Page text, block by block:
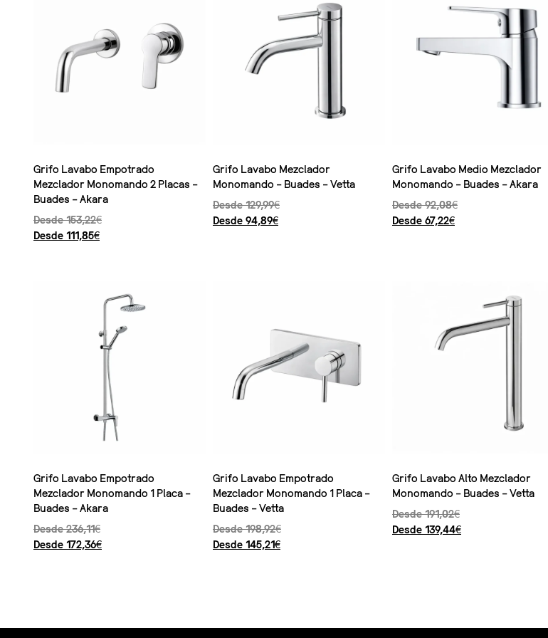
Grifo Lavabo Empotrado
Mezclador Monomando 2 Placas –
Buades – Akara
Desde153,22€
Desde 111,85€
Grifo Lavabo Mezclador
Monomando – Buades – Vetta
Desde129,99€
Desde 94,89€
Grifo Lavabo Medio Mezclador
Monomando – Buades – Akara
Desde92,08€
Desde 67,22€
Grifo Lavabo Empotrado
Mezclador Monomando 1 Placa –
Buades – Akara
Desde236,11€
Desde 172,36€
Grifo Lavabo Empotrado
Mezclador Monomando 1 Placa –
Buades – Vetta
Desde198,92€
Desde 145,21€
Grifo Lavabo Alto Mezclador
Monomando – Buades – Vetta
Desde191,02€
Desde 139,44€